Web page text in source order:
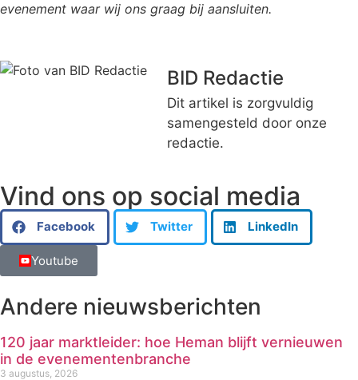
evenement waar wij ons graag bij aansluiten.
BID Redactie
Dit artikel is zorgvuldig
samengesteld door onze
redactie.
Vind ons op social media
Facebook Twitter LinkedIn
Youtube
Andere nieuwsberichten
120 jaar marktleider: hoe Heman blijft vernieuwen
in de evenementenbranche
3 augustus, 2026